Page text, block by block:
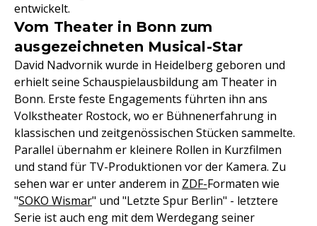
entwickelt.
Vom Theater in Bonn zum
ausgezeichneten Musical-Star
David Nadvornik wurde in Heidelberg geboren und
erhielt seine Schauspielausbildung am Theater in
Bonn. Erste feste Engagements führten ihn ans
Volkstheater Rostock, wo er Bühnenerfahrung in
klassischen und zeitgenössischen Stücken sammelte.
Parallel übernahm er kleinere Rollen in Kurzfilmen
und stand für TV-Produktionen vor der Kamera. Zu
sehen war er unter anderem in ZDF-Formaten wie
"SOKO Wismar" und "Letzte Spur Berlin" - letztere
Serie ist auch eng mit dem Werdegang seiner